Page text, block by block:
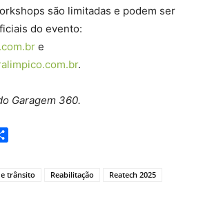
são limitadas e podem ser
do evento:
e
.
Garagem 360.
trânsito Reabilitação Reatech 2025